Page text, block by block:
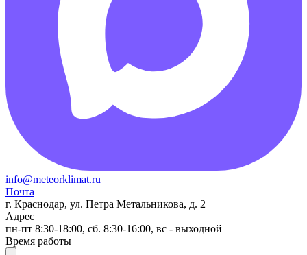
info@meteorklimat.ru
Почта
г. Краснодар, ул. Петра Метальникова, д. 2
Адрес
пн-пт 8:30-18:00, сб. 8:30-16:00, вс - выходной
Время работы